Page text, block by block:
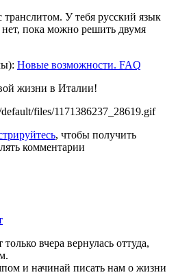
транслитом. У тебя русский язык
пока можно решить двумя
Новые возможности. FAQ
жизни в Италии!
, чтобы получить
комментарии
вчера вернулась оттуда,
и начинай писать нам о жизни